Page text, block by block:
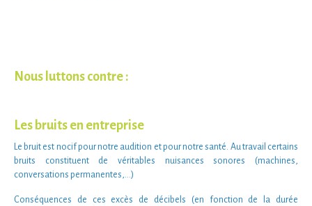
Nous luttons contre :
Les bruits en entreprise
Le bruit est nocif pour notre audition et pour notresanté. Au travail certains
bruits constituent de véritables nuisances sonores (machines,
conversations permanentes,…)
Conséquences de ces excès de décibels (en fonction de la durée